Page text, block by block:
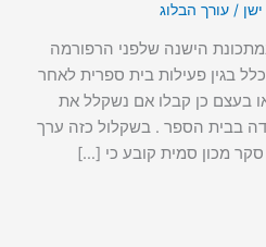
/עורך הבלוג
הישנה שלפני הרפורמה
בגין פעילות בית ספרית לאחר
בעצם כן קבלו אם נשקלל את
בבית הספר . בשקלול כזה ערך
סקר מכון סמית קובע כי […]